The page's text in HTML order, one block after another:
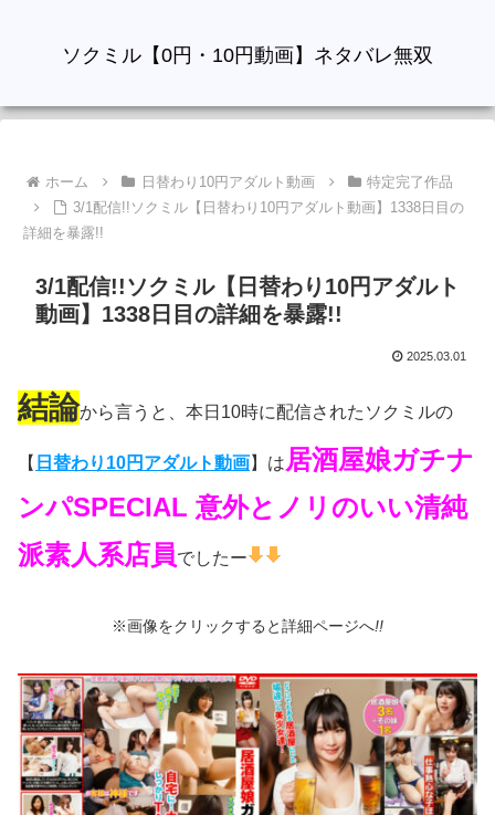
ソクミル【0円・10円動画】ネタバレ無双
ホーム 日替わり10円アダルト動画
特定完了作品
3/1配信!!ソクミル【日替わり10円アダルト動画】1338日目の
詳細を暴露!!
3/1配信!!ソクミル【日替わり10円アダルト
動画】1338日目の詳細を暴露!!
2025.03.01
結論から言うと、本日10時に配信されたソクミルの
【 日替わり10円アダルト動画】は居酒屋娘ガチナ
ンパSPECIAL 意外とノリのいい清純
派素人系店員でしたー
※画像をクリックすると詳細ページへ!!